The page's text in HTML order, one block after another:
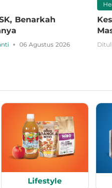
Benarkah
• 06 Agustus 2026
Lifestyle